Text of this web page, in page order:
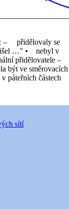
– přidělovaly se
…" • nebyl v
přidělovatele –
být ve směrovacích
páteřních částech
sítí